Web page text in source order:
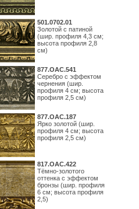
501.0702.01
Золотой с патиной
(шир. профиля 4,3 см;
высота профиля 2,8
см)
877.ОАС.541
Серебро с эффектом
чернения (шир.
профиля 4 см; высота
профиля 2,5 см)
877.ОАС.187
Ярко золотой (шир.
профиля 4 см; высота
профиля 2,5 см)
817.ОАС.422
Тёмно-золотого
оттенка с эффектом
бронзы (шир. профиля
6 см; высота профиля
2,5)